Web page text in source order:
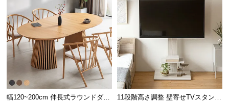
ポ
ー
ト
知
幅120~200cm 伸長式ラウンドダイ
11段階高さ調整 壁寄せTVスタンド